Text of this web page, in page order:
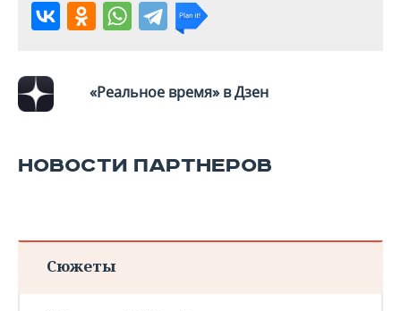
«Реальное время» в Дзен
НОВОСТИ ПАРТНЕРОВ
Сюжеты